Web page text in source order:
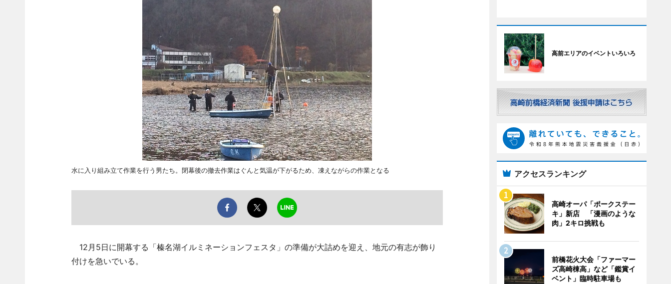
水に入り組み立て作業を行う男たち。閉幕後の撤去作業はぐんと気温が下がるため、凍えながらの作業となる
12月5日に開幕する「榛名湖イルミネーションフェスタ」の準備が大詰めを迎え、地元の有志が飾り
付けを急いでいる。
高前エリアのイベントいろいろ
アクセスランキング
高崎オーパ「ポークステー
キ」新店 「漫画のような
肉」2キロ挑戦も
前橋花火大会「ファーマー
ズ高崎棟高」など「鑑賞イ
ベント」臨時駐車場も